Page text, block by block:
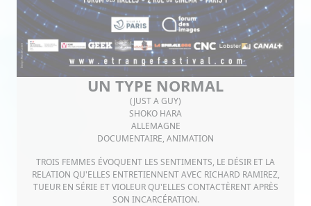
UN TYPE NORMAL
(JUST A GUY)
SHOKO HARA
ALLEMAGNE
DOCUMENTAIRE, ANIMATION
TROIS FEMMES ÉVOQUENT LES SENTIMENTS, LE DÉSIR ET LA
RELATION QU'ELLES ENTRETIENNENT AVEC RICHARD RAMIREZ,
TUEUR EN SÉRIE ET VIOLEUR QU'ELLES CONTACTÈRENT APRÈS
SON INCARCÉRATION.